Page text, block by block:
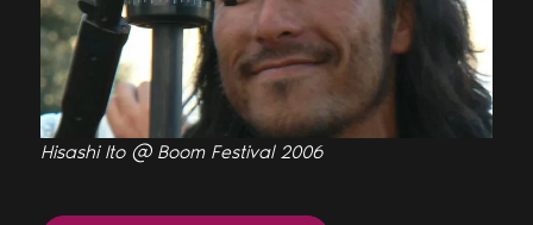
Hisashi Ito @ Boom Festival 2006